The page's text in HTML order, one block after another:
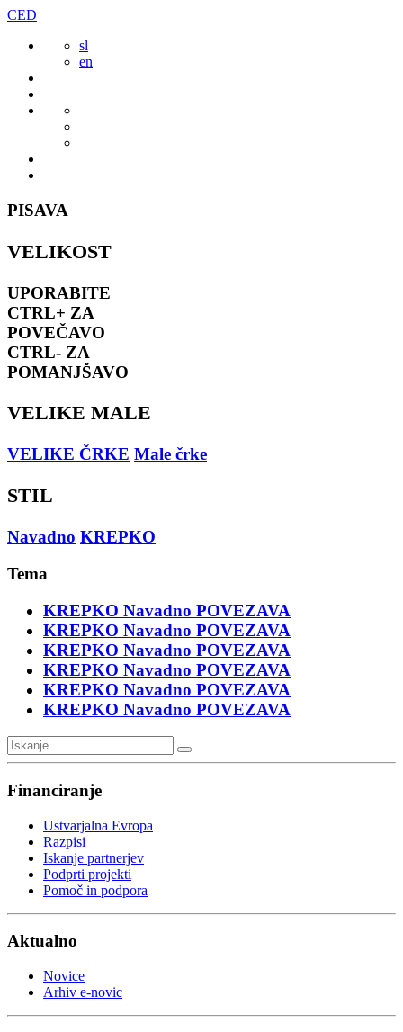
Preskoči
vsebine
CED
sl
en
PISAVA
VELIKOST
UPORABITE
CTRL+ ZA
POVEČAVO
CTRL- ZA
POMANJŠAVO
VELIKE MALE
VELIKE ČRKE Male črke
STIL
Navadno KREPKO
Tema
KREPKO Navadno POVEZAVA
KREPKO Navadno POVEZAVA
KREPKO Navadno POVEZAVA
KREPKO Navadno POVEZAVA
KREPKO Navadno POVEZAVA
KREPKO Navadno POVEZAVA
Financiranje
Ustvarjalna Evropa
Razpisi
Iskanje partnerjev
Podprti projekti
Pomoč in podpora
Aktualno
Novice
Arhiv e-novic